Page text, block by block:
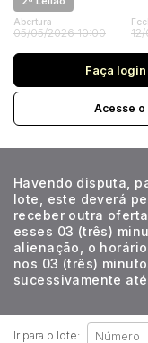
Veículos
Carro
Abertura
05/05/2026 10:00
Faça login
Acesse o
Havendo disputa,
lote, este deverá
receber outra
esses 03 (três)
alienação, o
nos 03 (três)
sucessivamente
Ir para o lote: